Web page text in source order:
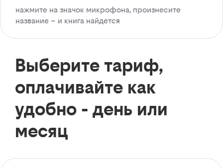
нажмите на значок микрофона, произнесите
название – и книга найдется
Выберите тариф,
оплачивайте как
удобно - день или
месяц